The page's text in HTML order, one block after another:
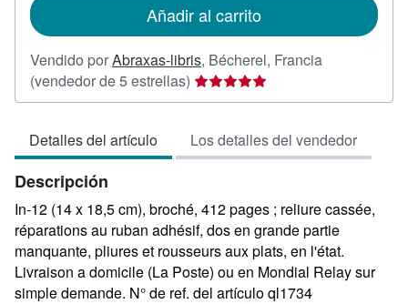
envío
Añadir al carrito
Vendido porAbraxas-libris, Bécherel, Francia
(vendedor de 5 estrellas) Calificación
del
5
de
estrellas
Detalles del artículo Los detalles del vendedor
Descripción
In-12 (14 x 18,5 cm), broché, 412 pages ; reliure cassée,
réparations au ruban adhésif, dos en grande partie
manquante, pliures et rousseurs aux plats, en l'état.
Livraison a domicile (La Poste) ou en Mondial Relay sur
simple demande. N° de ref. del artículo ql1734